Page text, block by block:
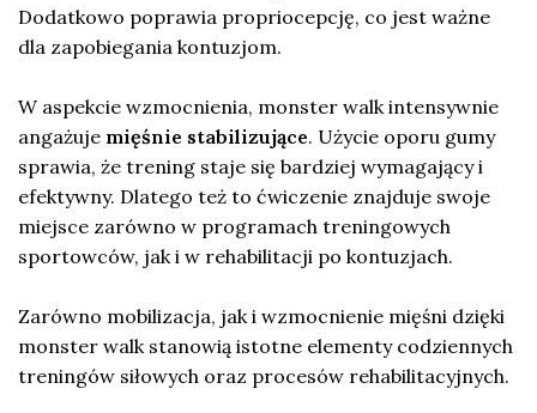
Dodatkowo poprawia propriocepcję, co jest ważne
dla zapobiegania kontuzjom.
W aspekcie wzmocnienia, monster walk intensywnie
angażuje mięśnie stabilizujące. Użycie oporu gumy
sprawia, że trening staje się bardziej wymagający i
efektywny. Dlatego też to ćwiczenie znajduje swoje
miejsce zarówno w programach treningowych
sportowców, jak i w rehabilitacji po kontuzjach.
Zarówno mobilizacja, jak i wzmocnienie mięśni dzięki
monster walk stanowią istotne elementy codziennych
treningów siłowych oraz procesów rehabilitacyjnych.